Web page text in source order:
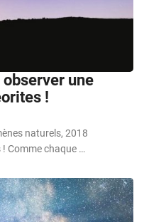
une
!
naturels, 2018
Comme chaque …